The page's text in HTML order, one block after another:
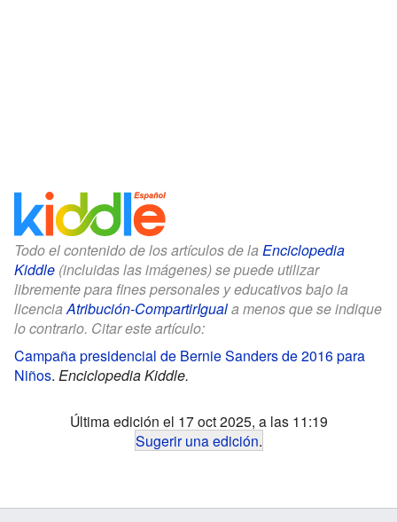
Todo el contenido de los artículos de la Enciclopedia
Kiddle (incluidas las imágenes) se puede utilizar
libremente para fines personales y educativos bajo la
licenciaAtribución-CompartirIguala menos que se indique
lo contrario. Citar este artículo:
Campaña presidencial de Bernie Sanders de 2016 para
Niños. Enciclopedia Kiddle.
Última edición el 17 oct 2025, a las 11:19
Sugerir una edición.